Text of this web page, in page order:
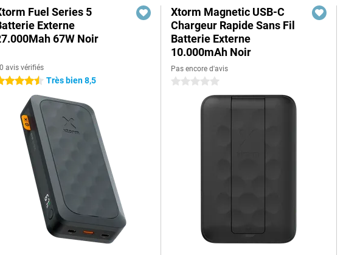
Fuel Series 5
Externe
67W Noir
avis vérifiés
étoiles Très bien 8,5
Xtorm Magnetic USB-C
Chargeur Rapide Sans Fil
Batterie Externe
10.000mAh Noir
Pas encore d'avis
0 étoiles